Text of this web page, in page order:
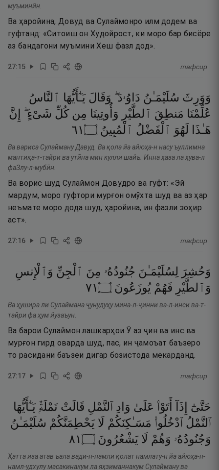
муъминӣн.
Ва ҳаройина, Довуд ва Сулаймонро илм додем ва
гуфтанд: «Ситоиш он Худойрост, ки моро бар бисёре
аз бандагони муъмини Хеш фазл дод».
27:15 тафсир
وَوَرِثَ سُلَيْمَـٰنُ دَاوُۥدَ ۖ وَقَالَ يَـٰٓأَيُّهَا ٱلنَّاسُ
عُلِّمْنَا مَنطِقَ ٱلطَّيْرِ وَأُوتِينَا مِن كُلِّ شَىْءٍ ۖ
إِنَّ
هَـٰذَا
لَهُوَ ٱلْفَضْلُ ٱلْمُبِينُ ۝١٦
Ва вариса Сулайману Давуд. Ва қола йа айюҳа-н насу ъуллимна
мантиқа-т-тайри ва утӣна мин кулли шайъ. Инна ҳаза ла ҳува-л
фаЗлу-л-мубӣн.
Ва ворис шуд Сулаймон Довудро ва гуфт: «Эй
мардум, моро гуфтори мурғон омӯхта шуд ва аз ҳар
неъмате моро дода шуд, ҳаройина, ин фазли зоҳир
аст».
27:16 тафсир
وَحُشِرَ لِسُلَيْمَـٰنَ جُنُودُهُۥ مِنَ ٱلْجِنِّ وَٱلْإِنسِ
وَٱلطَّيْرِ فَهُمْ يُوزَعُونَ ۝١٧
Ва ҳушира ли Сулаймана ҷунудуҳу мина-л-ҷинни ва-л-инси ва-т-
тайри фа ҳум йузаъун.
Ва барои Сулаймон лашкарҳои Ӯ аз ҷин ва инс ва
мурғон гирд оварда шуд, пас, ин ҷамоъат баъзеро
то расидани баъзеи дигар бозистода мекарданд.
27:17 тафсир
حَتَّىٰٓ إِذَآ أَتَوْا۟ عَلَىٰ وَادِ ٱلنَّمْلِ قَالَتْ نَمْلَةٌۭ يَـٰٓأَيُّهَا
ٱلنَّمْلُ ٱدْخُلُوا۟ مَسَـٰكِنَكُمْ لَا يَحْطِمَنَّكُمْ سُلَيْمَـٰنُ
وَجُنُودُهُۥ وَهُمْ لَا يَشْعُرُونَ ۝١٨
Ҳатта иза атав ъала вади-н-намли қолат намлату-н йа айюҳа-н-
намл-удхулу масакинакум ла яҳзиманнакум Сулайману ва